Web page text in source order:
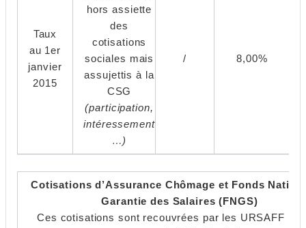
Taux
au 1er
janvier
2015
hors assiette
des
cotisations
sociales mais
assujettis à la
CSG
(participation,
intéressement
…)
/ 8,00%
Cotisations d’Assurance Chômage et Fonds
Garantie des Salaires (FNGS)
Ces cotisations sont recouvrées par les URSAFF